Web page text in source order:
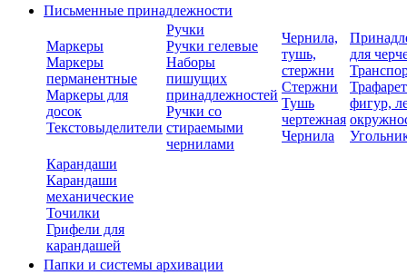
Письменные принадлежности
Маркеры
Маркеры
перманентные
Маркеры для
досок
Текстовыделители
Ручки
Ручки гелевые
Наборы
пишущих
принадлежностей
Ручки со
стираемыми
чернилами
Чернила,
тушь,
стержни
Стержни
Тушь
чертежная
Чернила
для
фигур,
Карандаши
Карандаши
механические
Точилки
Грифели для
карандашей
Папки и системы архивации